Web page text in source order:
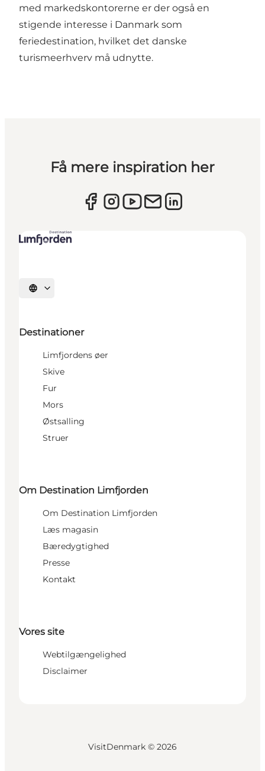
med markedskontorerne er der også en
stigende interesse i Danmark som
feriedestination, hvilket det danske
turismeerhverv må udnytte.
Få mere inspiration her
Vælg sprog
Destinationer
Limfjordens øer
Skive
Fur
Mors
Østsalling
Struer
Om Destination Limfjorden
Om Destination Limfjorden
Læs magasin
Bæredygtighed
Presse
Kontakt
Vores site
Webtilgængelighed
Disclaimer
VisitDenmark © 2026